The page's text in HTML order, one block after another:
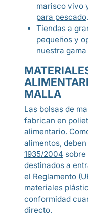
marisco vivo
para pescado.
Tiendas a
pequeños y
nuestra gama
MALLA
Las bolsas de
fabrican en
alimentario.
alimentos,
1935/2004
destinados a
el Reglamento
materiales
conformidad
directo.